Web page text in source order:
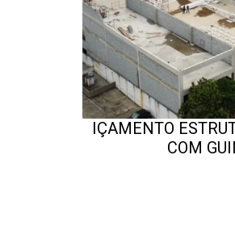
IÇAMENTO
COM